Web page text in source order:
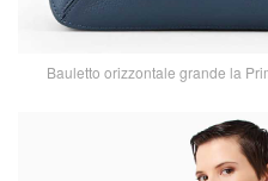
Bauletto orizzontale grande la